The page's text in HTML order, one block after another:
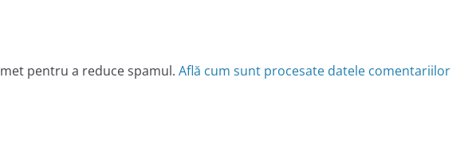
pentru a reduce spamul. Află cum sunt procesate datele comentariilor